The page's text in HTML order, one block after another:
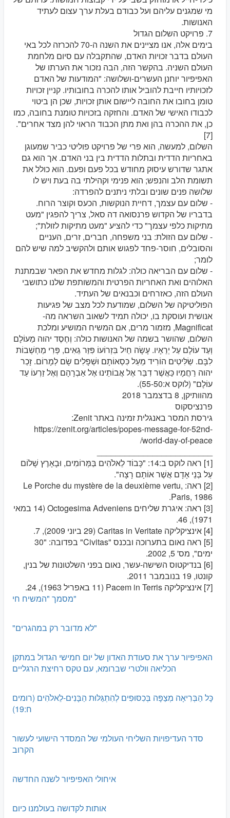
מי שמגנים עליהם ועל כבודם בעלת ערך עצום לעתיד
האנושות.
7. פרויקט השלום הגדול
בימים אלה, אנו מציינים את השנה ה-70 להכרזה לכל באי
העולם בדבר זכויות האדם, שהתקבלה עם סיום מלחמת
העולם השניה. בהקשר הזה, הבה נזכור את הערתו של
האפיפיור יוחנן העשרים-ושלושה: "המודעות של האדם
לזכויותיו חייבת להוביל אותו להכרה בחובותיו. קניין זכויות
טומן בחובו את החובה ליישום אותן זכויות, שכן הן ביטוי
לכבודו האישי של האדם. והחזקה בזכויות טומנת בחובה, כמו
כן, את ההכרה בהן ואת מתן הכבוד הראוי להן מצד אחרים".
[7]
השלום, למעשה, הוא פרי של פרויקט פוליטי כביר שמעוגן
באחריות הדדית ובתלות הדדית בין בני האדם. אך הוא גם
אתגר שדורש עיסוק מחודש בכל פעם ופעם. הוא כולל את
תשומת הלב והנפש; הוא פנימי וקהילתי בה בעת ויש לו
שלושה פנים שונים ובלתי ניתנים להפרדה:
- שלום עם עצמך, דחיית הנוקשות, הכעס וקוצר הרוח.
בדבריו של הקדוש פרנסואה דה סאל, צריך להפגין "מעט
מתיקות כלפי עצמך" כדי להציע "מעט מתיקות לזולת";
- שלום עם הזולת: בני משפחה, חברים, זרים, העניים
והסובלים, חוסר-פחד לפגוש אותם ולהקשיב למה שיש להם
לומר;
- שלום עם הבריאה כולה: לגלות מחדש את הפאר שבמתנת
האלוהים ואת האחריות הפרטית והמשותפת שלנו כתושבי
העולם הזה, כאזרחים וכבנאים של העתיד.
הפוליטיקה של השלום, שמודעת לכל מצב של פגיעות
אנושית ועוסקת בו, יכולה תמיד לשאוב השראה מה-
Magnificat, מזמור מרים, אם המשיח המושיע ומלכת
השלום, שהושר בשמה של האנושות כולה: וְחֶסֶד יהוה מֵעוֹלָם
וְעַד עוֹלָם עַל יְרֵאָיו. עָשָׂה חַיִל בִּזְרוֹעוֹ פִּזַּר גֵאִים, פְּרִי מַחְשְׁבוֹת
לִבָּם. שַׂלִּיטִים הוֹרִיד מֵעַל כִּסְאוֹתָם וּשְׁפָלִים שָׂם לְמָרוֹם. זָכַר
יהוה רַחֲמָיו כַּאֲשֶׁר דִבֵּר אֶל אֲבוֹתֵינוּ אֶל אַבְרָהָם וְאֶל זַרְעוֹ עַד
עוֹלָם" (לוקס א:55-50).
מהוותיקן, 8 בדצמבר 2018
פרנציסקוס
גירסת המסר באנגלית זמינה באתר Zenit:
https://zenit.org/articles/popes-message-for-52nd-
world-day-of-peace/
[1] ראה לוקס ב:14: "כָּבוֹד לֵאלֹהִים בַּמְּרוֹמִים, וּבָאָרֶץ שָׁלוֹם
עַל בְּנֵי אָדָם אֲשֶׁר אוֹתָם רָצָה".
[2] ראה: Le Porche du mystère de la deuxième vertu,
Paris, 1986.
[3] ראה: איגרת שליחים Octogesima Adveniens (14 במאי
1971), 46.
[4] אינציקליקה Caritas in Veritate (29 ביוני 2009), 7.
[5] ראה נאום בתערוכה ובכנס "Civitas" בפדובה: "30
ימים", מס' 5, 2002.
[6] בנדיקטוס השישה-עשר, נאום בפני השלטונות של בנין,
קונטו, 19 בנובמבר 2011.
[7] אינציקליקה Pacem in Terris (11 באפריל 1963), 24.
מסמך "המשיח חי"
"לא מדובר רק במהגרים"
האפיפיור ערך את סעודת האדון של יום חמישי הגדול במתקן
הכליאה וולטרי שברומא, עם טקס רחיצת הרגליים
כָּל הַבְּרִיאָה מְצַפָּה בְּכִסּוּפִים לְהִתְגַּלּוּת הַבָּנִים-לֵאלֹהִים (רומים
ח:19)
סדר העדיפויות השליחי העולמי של המסדר הישועי לעשור
הקרוב
איחולי האפיפיור לשנה החדשה
אותות לקדושה בעולמנו כיום